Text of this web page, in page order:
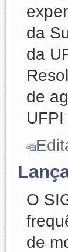
da
da
de
O
de